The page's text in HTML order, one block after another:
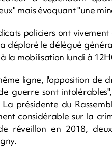
mais évoquant "une
policiers ont
déploré le délégué
la mobilisation lundi à
ligne, l'opposition de
guerre sont
La présidente du
considérable sur la
réveillon en 2018,